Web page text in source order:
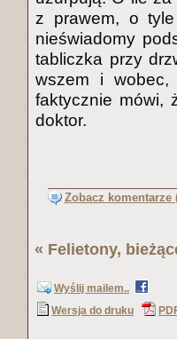
z prawem, o
nieświadomy
tabliczka przy
wszem i
faktycznie mówi,
doktor.
Zobacz komentarze
« Felietony,
Wyślij mailem..
Wersja do druku